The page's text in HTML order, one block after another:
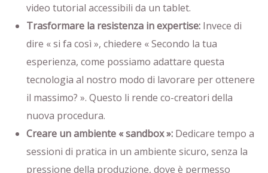
video tutorial accessibili da un tablet.
Trasformare la resistenza in expertise: Invece di
dire « si fa così », chiedere « Secondo la tua
esperienza, come possiamo adattare questa
tecnologia al nostro modo di lavorare per ottenere
il massimo? ». Questo li rende co-creatori della
nuova procedura.
Creare un ambiente « sandbox »: Dedicare tempo a
sessioni di pratica in un ambiente sicuro, senza la
pressione della produzione, dove è permesso